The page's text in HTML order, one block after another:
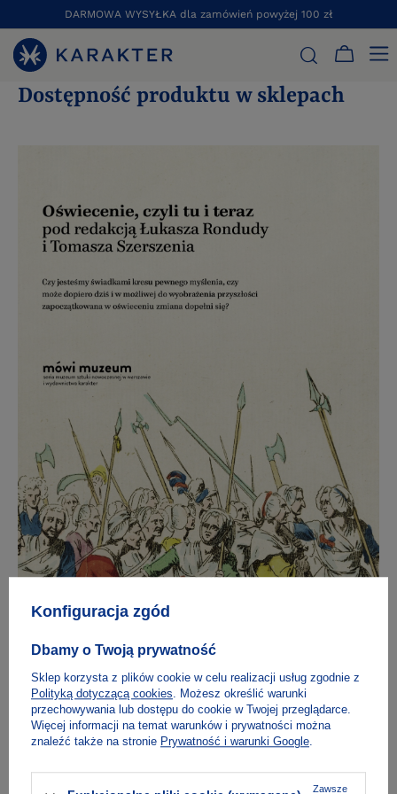
DARMOWA WYSYŁKA dla zamówień powyżej 100 zł
STRONA GŁÓWNA DOSTĘPNOŚĆ PRODUKTU W SKLEPACH
Dostępność produktu w sklepach
49,00 zł
Format:
książka
Dostępny
Konfiguracja zgód
Dbamy o Twoją prywatność
Sklep korzysta z plików cookie w celu realizacji usług zgodnie z
Polityką dotyczącą cookies. Możesz określić warunki
przechowywania lub dostępu do cookie w Twojej przeglądarce.
Więcej informacji na temat warunków i prywatności można
znaleźć także na stronie Prywatność i warunki Google.
Zawsze